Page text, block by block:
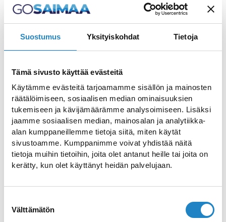
Suostumus Yksityiskohdat Tietoja
Tämä sivusto käyttää evästeitä
Käytämme evästeitä tarjoamamme sisällön ja mainosten
räätälöimiseen, sosiaalisen median ominaisuuksien
tukemiseen ja kävijämäärämme analysoimiseen. Lisäksi
jaamme sosiaalisen median, mainosalan ja analytiikka-
alan kumppaneillemme tietoja siitä, miten käytät
sivustoamme. Kumppanimme voivat yhdistää näitä
tietoja muihin tietoihin, joita olet antanut heille tai joita on
kerätty, kun olet käyttänyt heidän palvelujaan.
valinta
Välttämätön
Spannung garantiert.
tauchen Besucher in eine völlig neue Welt
auf ein Weltall-Abenteuer zu gehen. Auf
zwei Etagen bietet der Angry Birds
Aktivpark all jenen jede Menge Spaß, die
sich etwas Action wünschen. Der Park liegt
im Einkaufszentrum Capri .
Im Park gibt es zum Beispiel eine BagJump
Sprungmatratze und einen Sprungturm,
Kanonenschießspiel, eine interaktive